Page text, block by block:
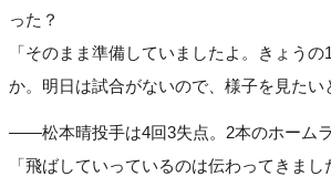
った？
「そのまま準備していましたよ。きょう
か。明日は試合がないので、様子を見たい
――松本晴投手は4回3失点。2本のホームラ
「飛ばしていっているのは伝わってきま